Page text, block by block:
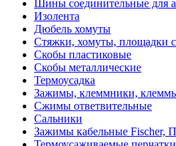
Шины соединительные для
Изолента
Дюбель хомуты
Стяжки, хомуты, площадки
Скобы пластиковые
Скобы металлические
Термоусадка
Зажимы, клеммники,
Сжимы ответвительные
Сальники
Зажимы кабельные Fischer,